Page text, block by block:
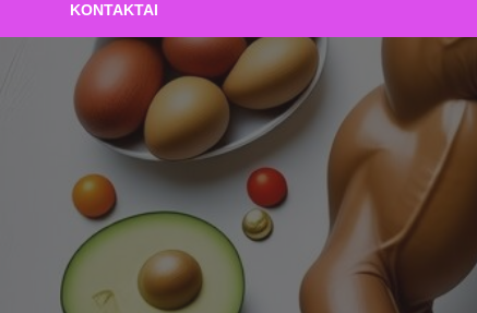
KONTAKTAI